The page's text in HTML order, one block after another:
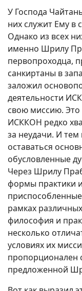
У Господа
них служит Ему в
Однако из всех
именно Шрилу
первопроходца,
санкиртаны в
заложил
деятельности
свою миссию. Это
ИСККОН редко
за неудачи. И
оставаться
обусловленные
Через Шрилу
формы практики
рамках
философия и
несколько
условиях их
пропорционален
предложенной